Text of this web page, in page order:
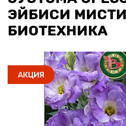
ЭЙБИСИ
БИОТЕХНИКА
АКЦИЯ